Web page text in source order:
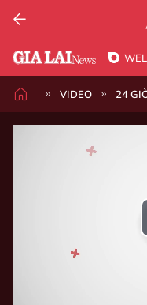
VIDEO 24